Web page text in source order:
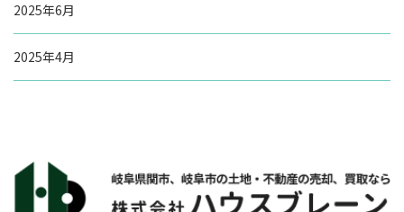
2025年6月
2025年4月